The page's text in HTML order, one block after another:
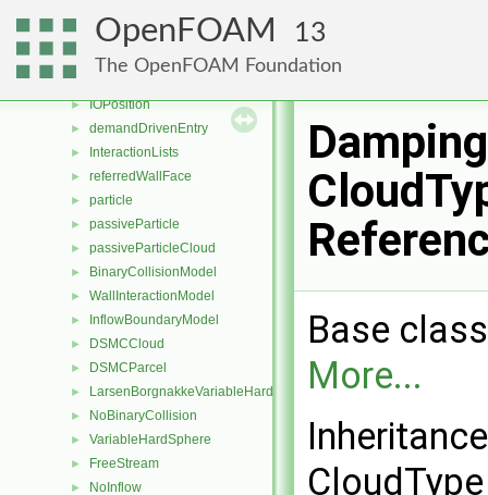
OpenFOAM 13
The OpenFOAM Foundation
► genericPointPatch
► genericPolyPatch
►
► IOPosition
► demandDrivenEntry
► InteractionLists
► referredWallFace
► particle
► passiveParticle
► passiveParticleCloud
► BinaryCollisionModel
► WallInteractionModel
► InflowBoundaryModel
► DSMCCloud
► DSMCParcel
► LarsenBorgnakkeVariableHardSphere
► NoBinaryCollision
► VariableHardSphere
► FreeStream
► NoInflow
Base
More...